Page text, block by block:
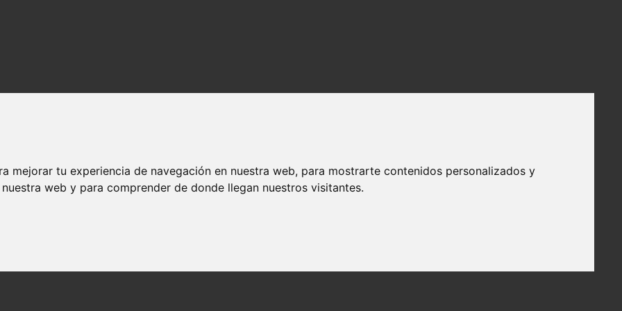
mejorar tu experiencia de navegación en nuestra web, para mostrarte contenidos personalizados y
web y para comprender de donde llegan nuestros visitantes.